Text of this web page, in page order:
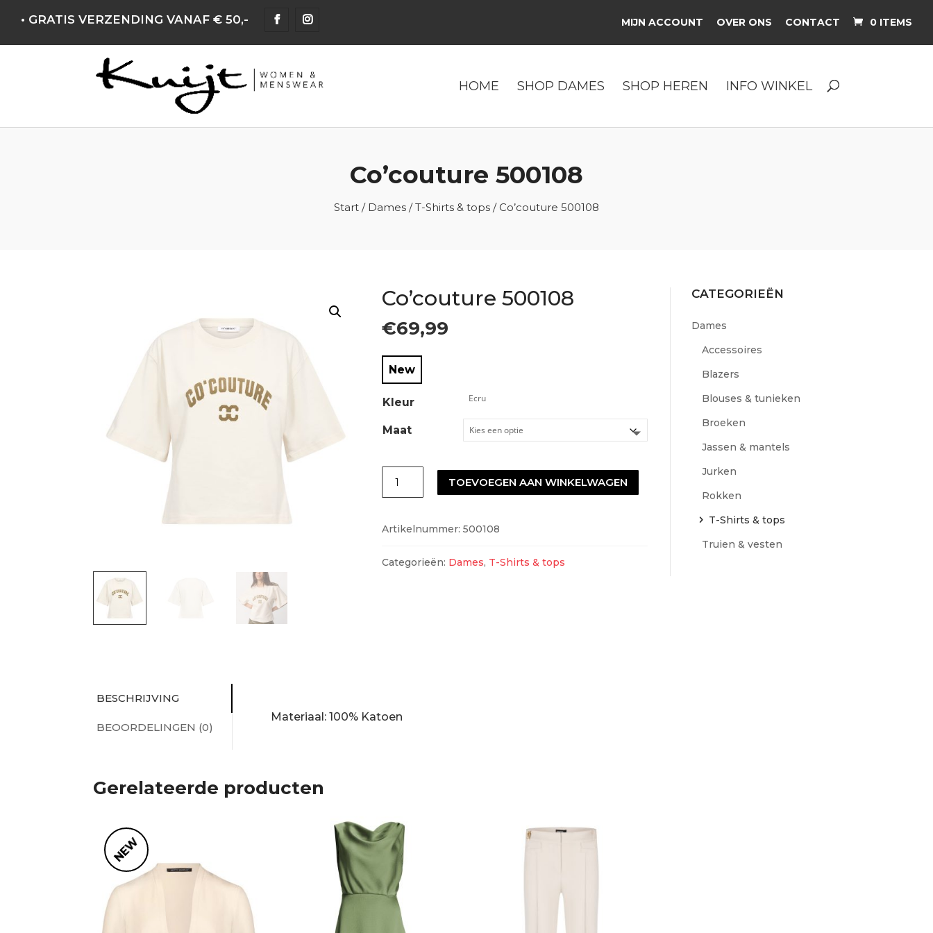
• GRATIS VERZENDING VANAF € 50,- MIJN ACCOUNT OVER ONS CONTACT 0 ITEMS
HOME SHOP DAMES SHOP HEREN INFO WINKEL
Co’couture 500108
Start / Dames /T-Shirts & tops / Co’couture 500108
Co’couture 500108
€69,99
New
Kleur
Maat
Co'couture
500108
TOEVOEGEN AAN WINKELWAGEN
Artikelnummer: 500108
Categorieën: Dames, T-Shirts & tops
BESCHRIJVING
BEOORDELINGEN (0)
Materiaal: 100% Katoen
Gerelateerde producten
NEW
CATEGORIEËN
Dames
Accessoires
Blazers
Blouses & tunieken
Broeken
Jassen & mantels
Jurken
Rokken
T-Shirts & tops
Truien & vesten